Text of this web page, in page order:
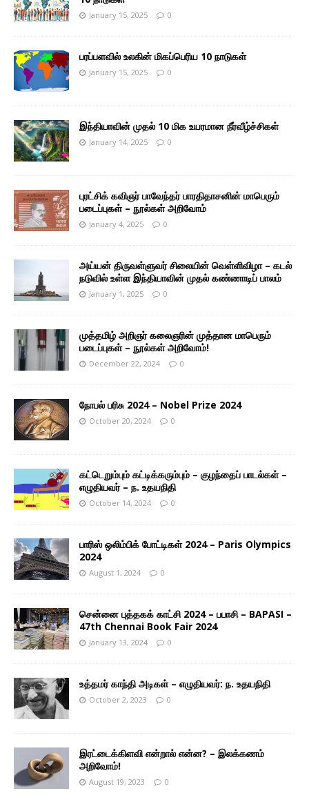
January 15, 2025 0
பரப்பளவில் உலகின் மிகப்பெரிய 10 நாடுகள்
January 15, 2025 0
இந்தியாவின் முதல் 10 மிக உயரமான நீர்வீழ்ச்சிகள்
January 14, 2025 0
புரட்சிக் கவிஞர் பாவேந்தர் பாரதிதாசனின் மாபெரும்
படைப்புகள் – நூல்கள் அறிவோம்
January 4, 2025 0
அய்யன் திருவள்ளுவர் சிலையின் வெள்ளிவிழா – கடல்
நடுவில் உள்ள இந்தியாவின் முதல் கண்ணாடிப் பாலம்
January 1, 2025 0
முத்தமிழ் அறிஞர் கலைஞரின் முத்தான மாபெரும்
படைப்புகள் – நூல்கள் அறிவோம்!
December 22, 2024 0
நோபல் பரிசு 2024 – Nobel Prize 2024
October 20, 2024 0
கட்டெறும்பும் கட்டிக்கரும்பும் – குழந்தைப் பாடல்கள் –
எழுதியவர் – ந. உதயநிதி
October 14, 2024 0
பாரிஸ் ஒலிம்பிக் போட்டிகள் 2024 – Paris Olympics
2024
August 1, 2024 0
சென்னை புத்தகக் காட்சி 2024 – பபாசி – BAPASI –
47th Chennai Book Fair 2024
January 13, 2024 0
உத்தமர் காந்தி அடிகள் – எழுதியவர்: ந. உதயநிதி
October 2, 2023 0
இரட்டைக்கிளவி என்றால் என்ன? – இலக்கணம்
அறிவோம்!
August 19, 2023 0